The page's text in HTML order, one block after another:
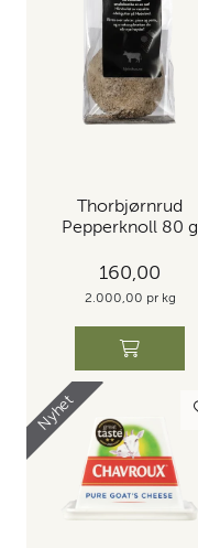
Thorbjørnrud
Pepperknoll 80 g
160,00
2.000,00 pr kg
Nyhet